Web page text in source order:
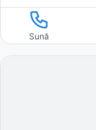
Sună